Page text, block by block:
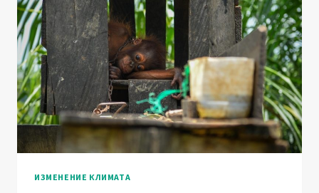
ИЗМЕНЕНИЕ КЛИМАТА